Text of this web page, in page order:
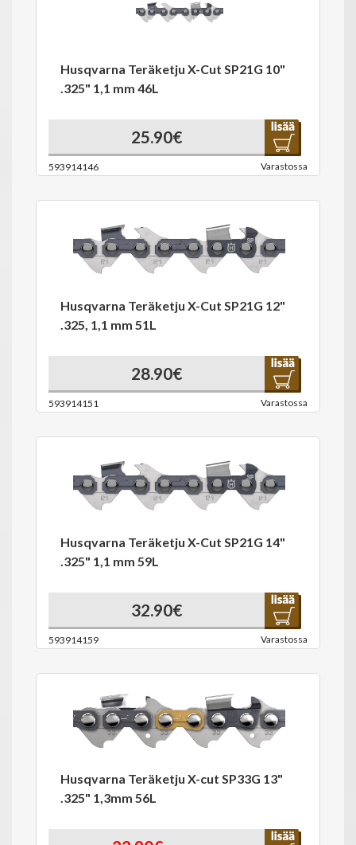
Husqvarna Teräketju X-Cut SP21G 10"
.325" 1,1 mm 46L
25.90€
593914146 Varastossa
Husqvarna Teräketju X-Cut SP21G 12"
.325, 1,1 mm 51L
28.90€
593914151 Varastossa
Husqvarna Teräketju X-Cut SP21G 14"
.325" 1,1 mm 59L
32.90€
593914159 Varastossa
Husqvarna Teräketju X-cut SP33G 13"
.325" 1,3mm 56L